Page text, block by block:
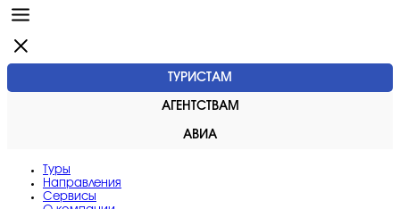
ТУРИСТАМ
АГЕНТСТВАМ
АВИА
Туры
Направления
Сервисы